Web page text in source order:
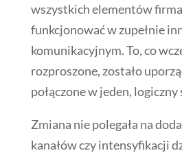
wszystkich elementów firma
funkcjonować w zupełnie
komunikacyjnym. To, co
rozproszone, zostało
połączone w jeden, logiczny
Zmiana nie polegała na
kanałów czy intensyfikacji